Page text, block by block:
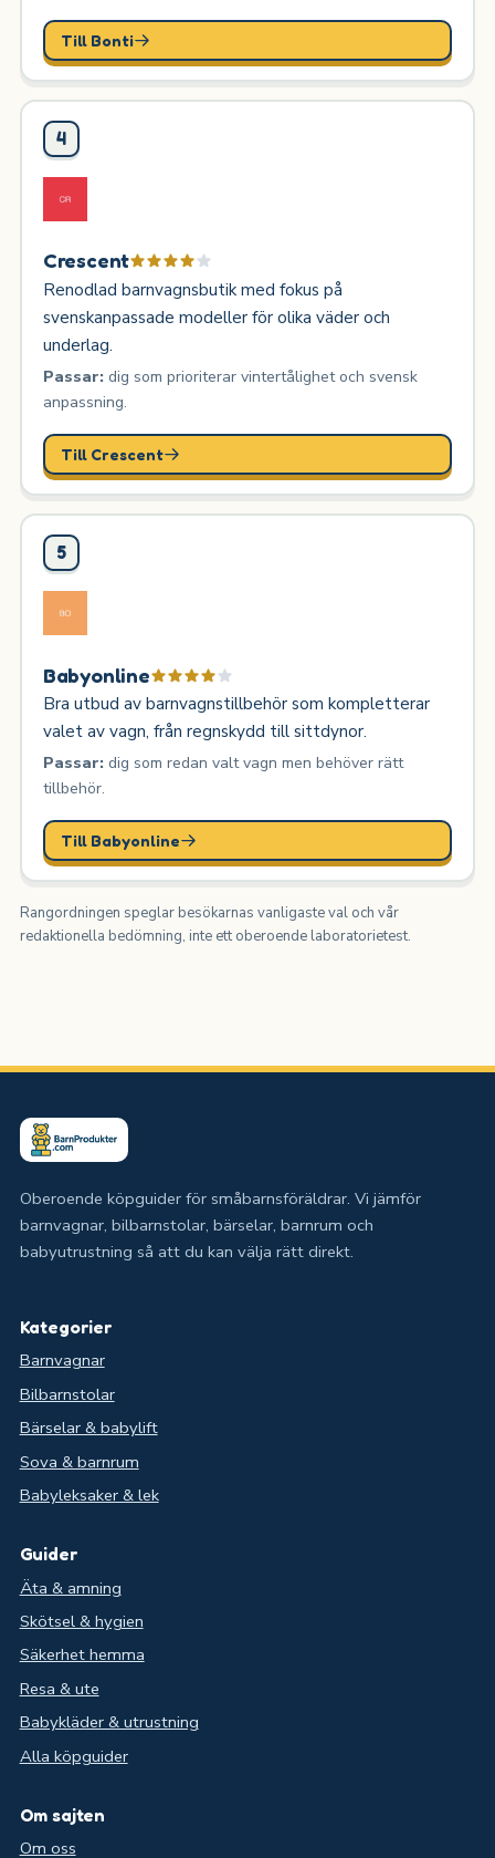
Till Bonti
4
Crescent
Renodlad barnvagnsbutik med fokus på
svenskanpassade modeller för olika väder och
underlag.
Passar:dig som prioriterar vintertålighet och svensk
anpassning.
Till Crescent
5
Babyonline
Bra utbud av barnvagnstillbehör som kompletterar
valet av vagn, från regnskydd till sittdynor.
Passar:dig som redan valt vagn men behöver rätt
tillbehör.
Till Babyonline
Rangordningen speglar besökarnas vanligaste val och vår
redaktionella bedömning, inte ett oberoende laboratorietest.
Oberoende köpguider för småbarnsföräldrar. Vi jämför
barnvagnar, bilbarnstolar, bärselar, barnrum och
babyutrustning så att du kan välja rätt direkt.
Kategorier
Barnvagnar
Bilbarnstolar
Bärselar & babylift
Sova & barnrum
Babyleksaker & lek
Guider
Äta & amning
Skötsel & hygien
Säkerhet hemma
Resa & ute
Babykläder & utrustning
Alla köpguider
Om sajten
Om oss